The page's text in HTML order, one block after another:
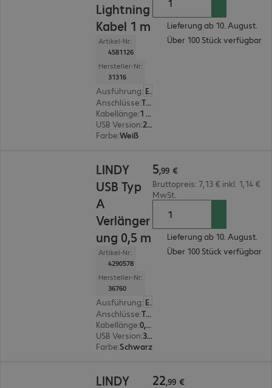
Lightning
Kabel 1 m
Artikel-Nr:
4581126
Hersteller-Nr:
31316
Ausführung:
Europäisch
Anschlüsse: Typ C | Lightning
Kabellänge:
1 m
USB Version: 2.0
Farbe:Weiß
Lieferung ab 10. August.
Über 100 Stück verfügbar
LINDY
USB Typ
A
Verlänger
ung 0,5 m
Artikel-Nr:
4290578
Hersteller-Nr:
36760
Ausführung:
Europäisch
Anschlüsse: Typ A Stecker | Typ A Buchse
Kabellänge:
0,5 m
USB Version: 3.0
Farbe:Schwarz
5,99 €
Bruttopreis: 7,13 € inkl. 1,14 €
MwSt.
Lieferung ab 10. August.
Über 100 Stück verfügbar
LINDY
22,99 €